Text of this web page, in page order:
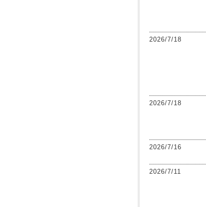
2026/7/18
2026/7/18
2026/7/16
2026/7/11